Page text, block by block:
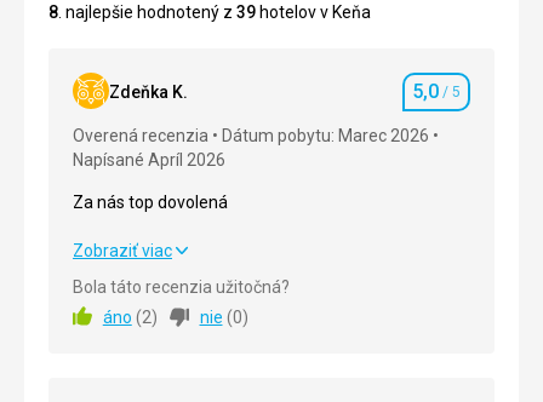
8 . najlepšie hodnotený z 39 hotelov v Keňa
Zdeňka K. Hodnotenie
5,0 / 5
Overená recenzia
Dátum pobytu: Marec 2026
Napísané Apríl 2026
Za nás top dovolená
Za nás top dovolená
Strava
Zobraziť viac
Bola táto recenzia užitočná?
áno (2) nie (0)